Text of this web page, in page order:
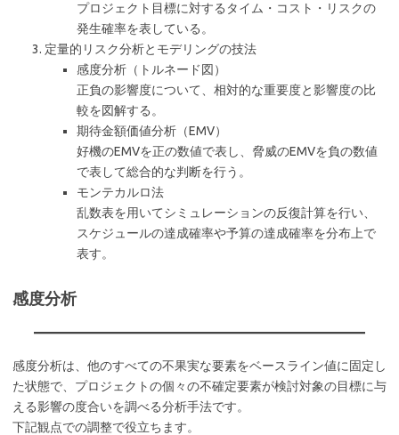
プロジェクト目標に対するタイム・コスト・リスクの
発生確率を表している。
定量的リスク分析とモデリングの技法
感度分析（トルネード図）
正負の影響度について、相対的な重要度と影響度の比
較を図解する。
期待金額価値分析（EMV）
好機のEMVを正の数値で表し、脅威のEMVを負の数値
で表して総合的な判断を行う。
モンテカルロ法
乱数表を用いてシミュレーションの反復計算を行い、
スケジュールの達成確率や予算の達成確率を分布上で
表す。
感度分析
感度分析は、他のすべての不果実な要素をベースライン値に固定し
た状態で、プロジェクトの個々の不確定要素が検討対象の目標に与
える影響の度合いを調べる分析手法です。
下記観点での調整で役立ちます。